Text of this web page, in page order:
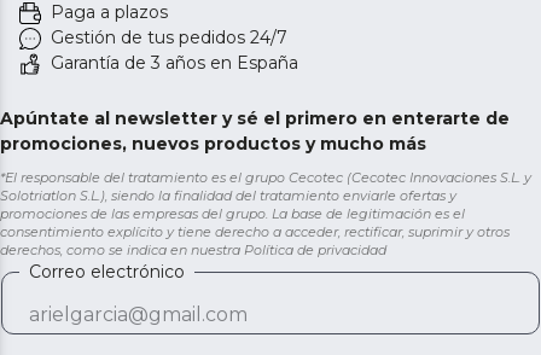
Paga a plazos
Gestión de tus pedidos 24/7
Garantía de 3 años en España
Apúntate al newsletter y sé el primero en enterarte de
promociones, nuevos productos y mucho más
*El responsable del tratamiento es el grupo Cecotec (Cecotec Innovaciones S.L. y
Solotriatlon S.L.), siendo la finalidad del tratamiento enviarle ofertas y
promociones de las empresas del grupo. La base de legitimación es el
consentimiento explícito y tiene derecho a acceder, rectificar, suprimir y otros
derechos, como se indica en nuestra Política de privacidad
Correo electrónico